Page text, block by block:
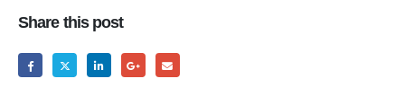
Share this post